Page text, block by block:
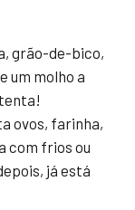
grão-de-bico,
um molho a
ovos, farinha,
com frios ou
já está